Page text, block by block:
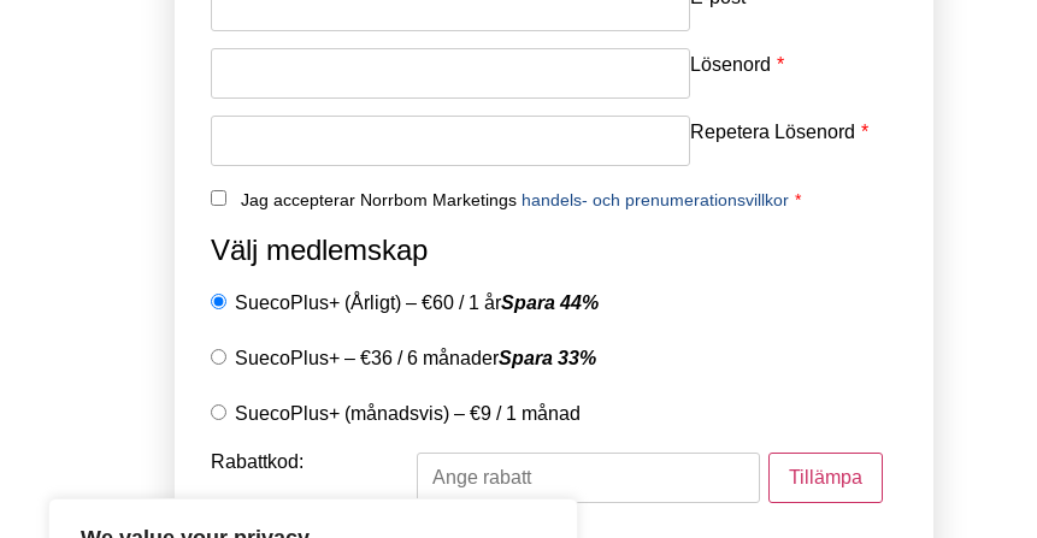
Lösenord *
Repetera Lösenord *
Jag accepterar Norrbom Marketings handels- och prenumerationsvillkor *
Välj medlemskap
SuecoPlus+ (Årligt) – €60 / 1 årSpara 44%
SuecoPlus+ – €36 /6 månaderSpara 33%
SuecoPlus+ (månadsvis) – €9 / 1 månad
Rabattkod: